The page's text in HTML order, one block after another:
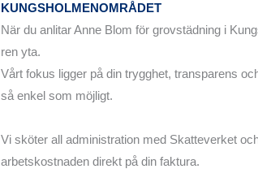
KUNGSHOLMENOMRÅDET
När du anlitar Anne Blom för grovstädning i
ren yta.
Vårt fokus ligger på din trygghet, transparens
så enkel som möjligt.
Vi sköter all administration med Skatteverket
arbetskostnaden direkt på din faktura.